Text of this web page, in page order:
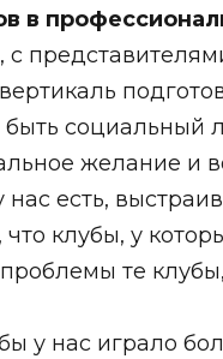
в
социальный
желание и
есть,
клубы, у
те
у нас играло